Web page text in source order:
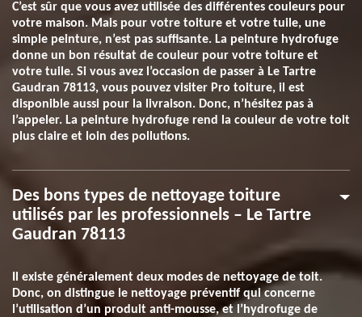
C’est sûr que vous avez utilisée des différentes couleurs pour
votre maison. Mais pour votre toiture et votre tuile, une
simple peinture, n’est pas suffisante. La peinture hydrofuge
donne un bon résultat de couleur pour votre toiture et
votre tuile. Si vous avez l’occasion de passer à Le Tartre
Gaudran 78113, vous pouvez visiter Pro toiture, il est
disponible aussi pour la livraison. Donc, n’hésitez pas à
l’appeler. La peinture hydrofuge rend la couleur de votre toit
plus claire et loin des pollutions.
Des bons types de nettoyage toiture
utilisés par les professionnels – Le Tartre
Gaudran 78113
Il existe généralement deux modes de nettoyage de toit.
Donc, on distingue le nettoyage préventif qui concerne
l’utilisation d’un produit anti-mousse, et l’hydrofuge de